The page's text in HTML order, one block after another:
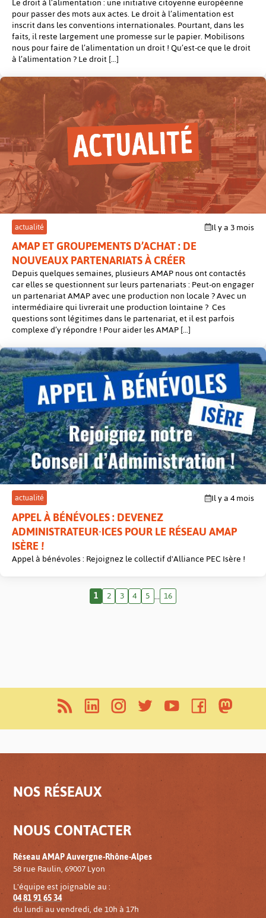
pour passer des mots aux actes. Le droit à l’alimentation est
inscrit dans les conventions internationales. Pourtant, dans les
faits, il reste largement une promesse sur le papier. Mobilisons
nous pour faire de l’alimentation un droit ! Qu’est-ce que le droit
à l’alimentation ? Le droit […]
post
actualité Il y a 3 mois
AMAP ET GROUPEMENTS D’ACHAT : DE
NOUVEAUX PARTENARIATS À CRÉER
Depuis quelques semaines, plusieurs AMAP nous ont contactés
car elles se questionnent sur leurs partenariats : Peut-on engager
un partenariat AMAP avec une production non locale ? Avec un
intermédiaire qui livrerait une production lointaine ? Ces
questions sont légitimes dans le partenariat, et il est parfois
complexe d’y répondre ! Pour aider les AMAP […]
post
actualité Il y a 4 mois
APPEL À BÉNÉVOLES : DEVENEZ
ADMINISTRATEUR·ICES POUR LE RÉSEAU AMAP
ISÈRE !
Appel à bénévoles : Rejoignez le collectif d'Alliance PEC Isère !
1 2 3 4 5 ... 16
NOS RÉSEAUX
NOUS CONTACTER
Réseau AMAP Auvergne-Rhône-Alpes
58 rue Raulin, 69007 Lyon
L'équipe est joignable au :
04 81 91 65 34
du lundi au vendredi, de 10h à 17h